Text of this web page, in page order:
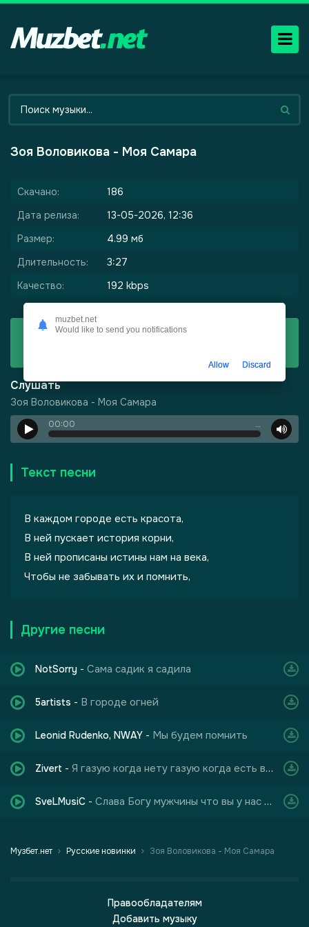
Зоя Воловикова - Моя Самара
Скачано:
186
Дата релиза:
13-05-2026, 12:36
Размер:
4.99 мб
Длительность:
3:27
Качество:
192 kbps
Скачать
Слушать
Зоя Воловикова - Моя Самара
00:00 …
Текст песни
В каждом городе есть красота,
В ней пускает история корни,
В ней прописаны истины нам на века,
Чтобы не забывать их и помнить,
Другие песни
NotSorry - Сама садик я садила
5artists - В городе огней
Leonid Rudenko, NWAY - Мы будем помнить
Zivert - Я газую когда нету газую когда есть всё
SveLMusiC - Слава Богу мужчины что вы у нас есть
Музбет.нет Русские новинки Зоя Воловикова - Моя Самара
Правообладателям
Добавить музыку
Шепот, робкое дыхание
muzbet.net
Would like to send you notifications
Allow Discard